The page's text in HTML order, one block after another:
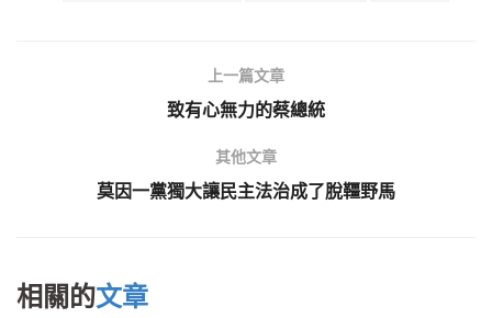
上一篇文章
致有心無力的蔡總統
其他文章
莫因一黨獨大讓民主法治成了脫韁野馬
相關的文章